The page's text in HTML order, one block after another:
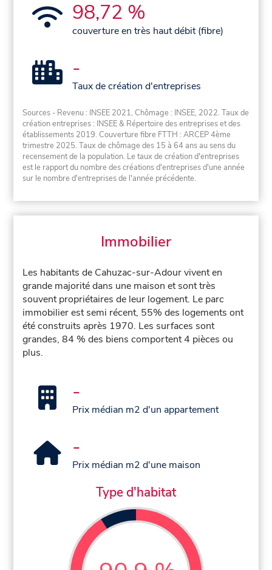
98,72 %
couverture en très haut débit (fibre)
-
Taux de création d'entreprises
Sources - Revenu : INSEE 2021, Chômage : INSEE, 2022. Taux de
création entreprises : INSEE & Répertoire des entreprises et des
établissements 2019. Couverture fibre FTTH : ARCEP 4ème
trimestre 2025. Taux de chômage des 15 à 64 ans au sens du
recensement de la population. Le taux de création d'entreprises
est le rapport du nombre des créations d'entreprises d'une année
sur le nombre d'entreprises de l'année précédente.
Immobilier
Les habitants de Cahuzac-sur-Adour vivent en
grande majorité dans une maison et sont très
souvent propriétaires de leur logement. Le parc
immobilier est semi récent, 55% des logements ont
été construits après 1970. Les surfaces sont
grandes, 84 % des biens comportent 4 pièces ou
plus.
-
Prix médian m2 d'un appartement
-
Prix médian m2 d'une maison
Type d'habitat